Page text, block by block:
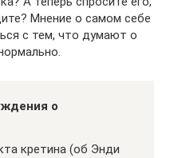
Мнение о самом себе
с тем, что думают о
о
кретина (об Энди